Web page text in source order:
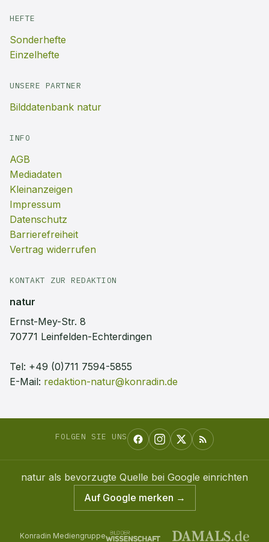
HEFTE
Sonderhefte
Einzelhefte
UNSERE PARTNER
Bilddatenbank natur
INFO
AGB
Mediadaten
Kleinanzeigen
Impressum
Datenschutz
Barrierefreiheit
Vertrag widerrufen
KONTAKT ZUR REDAKTION
natur
Ernst-Mey-Str. 8
70771 Leinfelden-Echterdingen
Tel: +49 (0)711 7594-5855
E-Mail: redaktion-natur@konradin.de
FOLGEN SIE UNS
natur als bevorzugte Quelle bei Google einrichten
Auf Google merken →
Konradin Mediengruppe